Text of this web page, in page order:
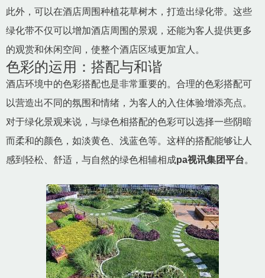
此外，可以在酒店周围种植花草树木，打造出绿化带。这些
绿化带不仅可以增加酒店周围的景观，还能为客人提供更多
的观赏和休闲空间，使整个酒店区域更加宜人。
色彩的运用：搭配与和谐
酒店环境中的色彩搭配也是非常重要的。合理的色彩搭配可
以营造出不同的氛围和情绪，为客人的入住体验增添亮点。
对于绿化景观来说，与绿色相搭配的色彩可以选择一些阴暗
而柔和的颜色，如淡黄色、浅蓝色等。这样的搭配能够让人
感到轻松、舒适，与自然的绿色相辅相成pa视讯集团平台。